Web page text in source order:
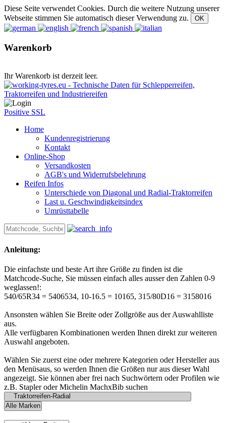
Diese Seite verwendet Cookies. Durch die weitere Nutzung unserer
Webseite stimmen Sie automatisch dieser Verwendung zu.
Warenkorb
Ihr Warenkorb ist derzeit leer.
Positive SSL
Home
Kundenregistrierung
Kontakt
Online-Shop
Versandkosten
AGB's und Widerrufsbelehrung
Reifen Infos
Unterschiede von Diagonal und Radial-Traktorreifen
Last u. Geschwindigkeitsindex
Umrüsttabelle
Anleitung:
Die einfachste und beste Art ihre Größe zu finden ist die
Matchcode-Suche, Sie müssen einfach alles ausser den Zahlen 0-9
weglassen!:
540/65R34 = 5406534, 10-16.5 = 10165, 315/80D16 = 3158016
Ansonsten wählen Sie Breite oder Zollgröße aus der Auswahlliste
aus.
Alle verfügbaren Kombinationen werden Ihnen direkt zur weiteren
Auswahl angeboten.
Wählen Sie zuerst eine oder mehrere Kategorien oder Hersteller aus
den Menüsaus, so werden Ihnen die Größen nur aus dieser Wahl
angezeigt. Sie können aber frei nach Suchwörtern oder Profilen wie
z.B. Stapler oder Michelin MachxBib suchen